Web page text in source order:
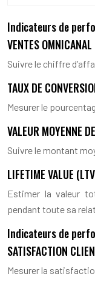
Indicateurs de
VENTES OMNICANAL
Suivre le chiffre
TAUX DE
Mesurer le
VALEUR MOYENNE
Suivre le montant
LIFETIME VALUE
Estimer la valeur
pendant toute sa
Indicateurs de
SATISFACTION
Mesurer la